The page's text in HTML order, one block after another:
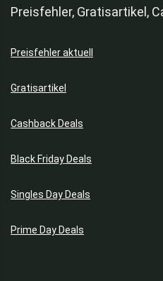
Preisfehler, Gratisartikel,
Preisfehler aktuell
Gratisartikel
Cashback Deals
Black Friday Deals
Singles Day Deals
Prime Day Deals